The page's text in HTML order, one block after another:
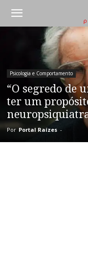
Psicologia e Comportamento
“O segredo de
ter um
Por Portal Raízes -